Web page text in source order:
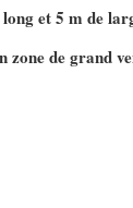
et 5 m de
zone de grand